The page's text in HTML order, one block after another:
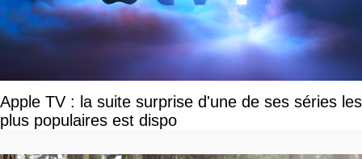
Apple TV : la suite surprise d'une de ses séries les
plus populaires est dispo